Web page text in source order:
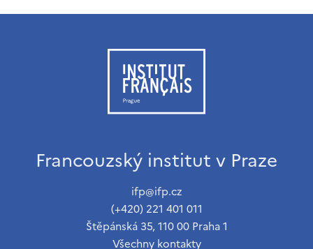
Francouzský institut v Praze
ifp@ifp.cz
(+420) 221 401 011
Štěpánská 35, 110 00 Praha 1
Všechny kontakty